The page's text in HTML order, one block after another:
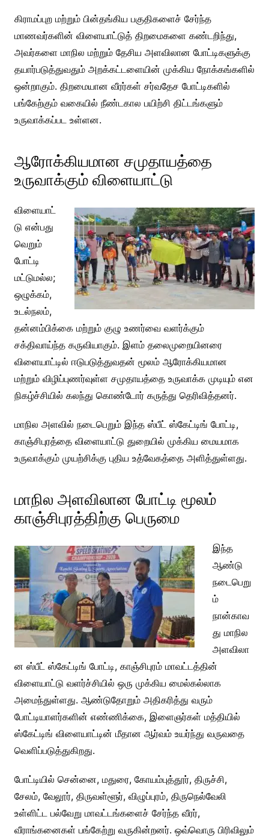
கிராமப்புற மற்றும் பின்தங்கிய பகுதிகளைச் சேர்ந்த
மாணவர்களின் விளையாட்டுத் திறமைகளை கண்டறிந்து,
அவர்களை மாநில மற்றும் தேசிய அளவிலான போட்டிகளுக்கு
தயார்படுத்துவதும் அறக்கட்டளையின் முக்கிய நோக்கங்களில்
ஒன்றாகும். திறமையான வீரர்கள் சர்வதேச போட்டிகளில்
பங்கேற்கும் வகையில் நீண்டகால பயிற்சி திட்டங்களும்
உருவாக்கப்பட உள்ளன.
ஆரோக்கியமான சமுதாயத்தை
உருவாக்கும் விளையாட்டு
விளையாட்
டு என்பது
வெறும்
போட்டி
மட்டுமல்ல;
ஒழுக்கம்,
உடல்நலம்,
தன்னம்பிக்கை மற்றும் குழு உணர்வை வளர்க்கும்
சக்திவாய்ந்த கருவியாகும். இளம் தலைமுறையினரை
விளையாட்டில் ஈடுபடுத்துவதன் மூலம் ஆரோக்கியமான
மற்றும் விழிப்புணர்வுள்ள சமுதாயத்தை உருவாக்க முடியும் என
நிகழ்ச்சியில் கலந்து கொண்டோர் கருத்து தெரிவித்தனர்.
மாநில அளவில் நடைபெறும் இந்த ஸ்பீட் ஸ்கேட்டிங் போட்டி,
காஞ்சிபுரத்தை விளையாட்டு துறையில் முக்கிய மையமாக
உருவாக்கும் முயற்சிக்கு புதிய உத்வேகத்தை அளித்துள்ளது.
மாநில அளவிலான போட்டி மூலம்
காஞ்சிபுரத்திற்கு பெருமை
இந்த
ஆண்டு
நடைபெறு
ம்
நான்காவ
து மாநில
அளவிலா
ன ஸ்பீட் ஸ்கேட்டிங் போட்டி, காஞ்சிபுரம் மாவட்டத்தின்
விளையாட்டு வளர்ச்சியில் ஒரு முக்கிய மைல்கல்லாக
அமைந்துள்ளது. ஆண்டுதோறும் அதிகரித்து வரும்
போட்டியாளர்களின் எண்ணிக்கை, இளைஞர்கள் மத்தியில்
ஸ்கேட்டிங் விளையாட்டின் மீதான ஆர்வம் உயர்ந்து வருவதை
வெளிப்படுத்துகிறது.
போட்டியில் சென்னை, மதுரை, கோயம்புத்தூர், திருச்சி,
சேலம், வேலூர், திருவள்ளூர், விழுப்புரம், திருநெல்வேலி
உள்ளிட்ட பல்வேறு மாவட்டங்களைச் சேர்ந்த வீரர்,
வீராங்கனைகள் பங்கேற்று வருகின்றனர். ஒவ்வொரு பிரிவிலும்